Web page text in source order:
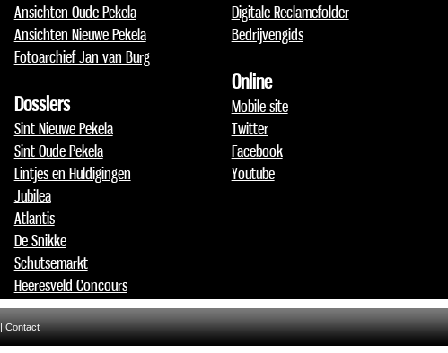
Ansichten Oude Pekela
Ansichten Nieuwe Pekela
Fotoarchief Jan van Burg
Dossiers
Sint Nieuwe Pekela
Sint Oude Pekela
Lintjes en Huldigingen
Jubilea
Atlantis
De Snikke
Schutsemarkt
Heeresveld Concours
Digitale Reclamefolder
Bedrijvengids
Online
Mobile site
Twitter
Facebook
Youtube
Contact